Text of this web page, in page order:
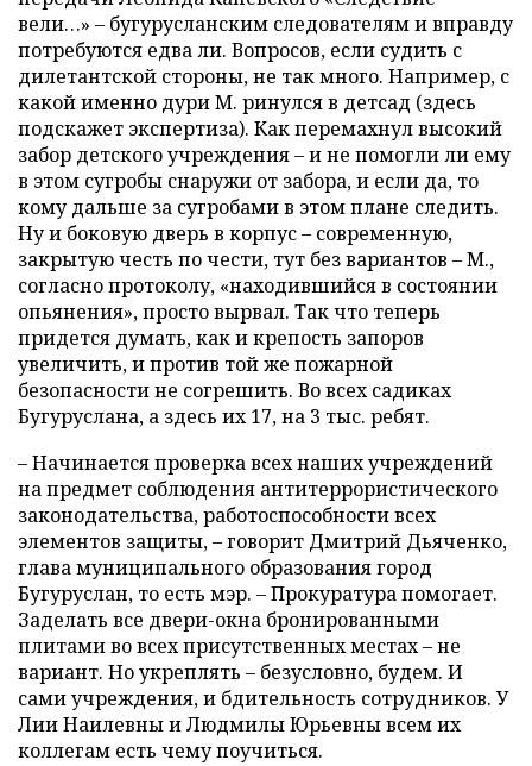
вели…» – бугурусланским следователям и вправду
потребуются едва ли. Вопросов, если судить с
дилетантской стороны, не так много. Например, с
какой именно дури М. ринулся в детсад (здесь
подскажет экспертиза). Как перемахнул высокий
забор детского учреждения – и не помогли ли ему
в этом сугробы снаружи от забора, и если да, то
кому дальше за сугробами в этом плане следить.
Ну и боковую дверь в корпус – современную,
закрытую честь по чести, тут без вариантов – М.,
согласно протоколу, «находившийся в состоянии
опьянения», просто вырвал. Так что теперь
придется думать, как и крепость запоров
увеличить, и против той же пожарной
безопасности не согрешить. Во всех садиках
Бугуруслана, а здесь их 17, на 3 тыс. ребят.
– Начинается проверка всех наших учреждений
на предмет соблюдения антитеррористического
законодательства, работоспособности всех
элементов защиты, – говорит Дмитрий Дьяченко,
глава муниципального образования город
Бугуруслан, то есть мэр. – Прокуратура помогает.
Заделать все двери-окна бронированными
плитами во всех присутственных местах – не
вариант. Но укреплять – безусловно, будем. И
сами учреждения, и бдительность сотрудников. У
Лии Наилевны и Людмилы Юрьевны всем их
коллегам есть чему поучиться.